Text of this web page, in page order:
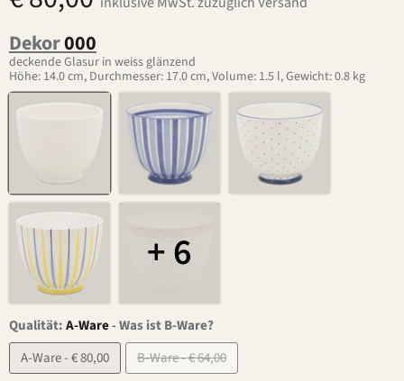
Dekor000
deckende Glasur in weiss glänzend
Höhe: 14.0 cm, Durchmesser: 17.0 cm, Volume: 1.5 l, Gewicht: 0.8 kg
+ 6
Qualität:A-Ware-Was ist B-Ware?
A-Ware - € 80,00
B-Ware - € 64,00